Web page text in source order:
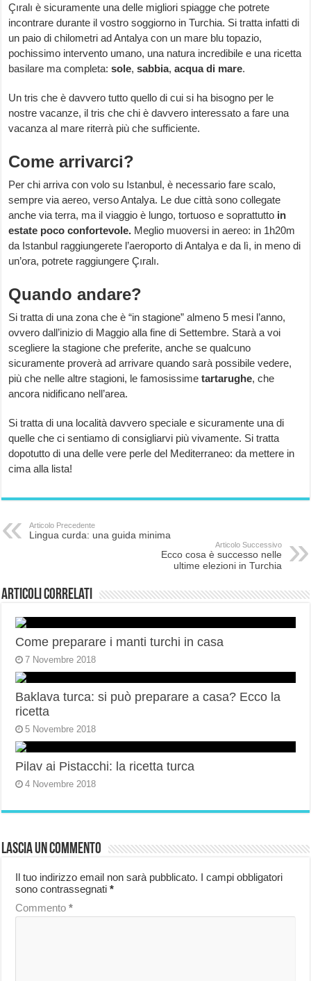
Çıralı è sicuramente una delle migliori spiagge che potrete
incontrare durante il vostro soggiorno in Turchia. Si tratta infatti di
un paio di chilometri ad Antalya con un mare blu topazio,
pochissimo intervento umano, una natura incredibile e una ricetta
basilare ma completa:sole,sabbia,acqua di mare.
Un tris che è davvero tutto quello di cui si ha bisogno per le
nostre vacanze, il tris che chi è davvero interessato a fare una
vacanza al mare riterrà più che sufficiente.
Come arrivarci?
Per chi arriva con volo su Istanbul, è necessario fare scalo,
sempre via aereo, verso Antalya. Le due città sono collegate
anche via terra, ma il viaggio è lungo, tortuoso e soprattutto in
estate poco confortevole. Meglio muoversi in aereo: in 1h20m
da Istanbul raggiungerete l’aeroporto di Antalya e da lì, in meno di
un’ora, potrete raggiungere Çıralı.
Quando andare?
Si tratta di una zona che è “in stagione” almeno 5 mesi l’anno,
ovvero dall’inizio di Maggio alla fine di Settembre. Starà a voi
scegliere la stagione che preferite, anche se qualcuno
sicuramente proverà ad arrivare quando sarà possibile vedere,
più che nelle altre stagioni, le famosissimetartarughe, che
ancora nidificano nell’area.
Si tratta di una località davvero speciale e sicuramente una di
quelle che ci sentiamo di consigliarvi più vivamente. Si tratta
dopotutto di una delle vere perle del Mediterraneo: da mettere in
cima alla lista!
Articolo Precedente
Lingua curda: una guida minima
Articolo Successivo
Ecco cosa è successo nelle
ultime elezioni in Turchia
Articoli correlati
Come preparare i manti turchi in casa
7 Novembre 2018
Baklava turca: si può preparare a casa? Ecco la
ricetta
5 Novembre 2018
Pilav ai Pistacchi: la ricetta turca
4 Novembre 2018
Lascia un commento
Il tuo indirizzo email non sarà pubblicato. I campi obbligatori
sono contrassegnati*
Commento*